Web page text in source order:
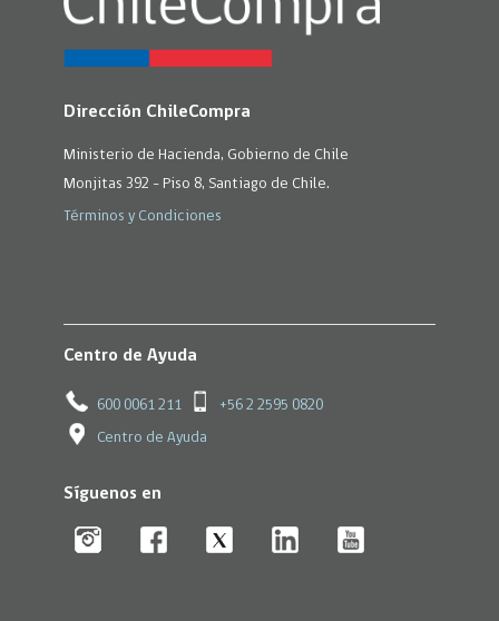
Dirección ChileCompra
Ministerio de Hacienda, Gobierno de Chile
Monjitas 392 - Piso 8, Santiago de Chile.
Términos y Condiciones
Centro de Ayuda
600 0061 211 +56 2 2595 0820
Centro de Ayuda
Síguenos en